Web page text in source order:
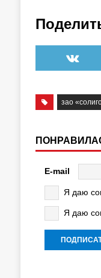
зао
E-mail
Я даю
Я даю